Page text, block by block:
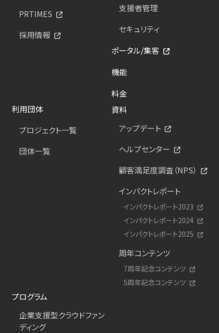
PRTIMES
採用情報
支援者管理
セキュリティ
ポータル/集客
機能
料金
利用団体
プロジェクト一覧
団体一覧
資料
アップデート
ヘルプセンター
顧客満足度調査（NPS）
インパクトレポート
インパクトレポート2023
インパクトレポート2024
インパクトレポート2025
周年コンテンツ
7周年記念コンテンツ
5周年記念コンテンツ
プログラム
企業支援型クラウドファン
ディング